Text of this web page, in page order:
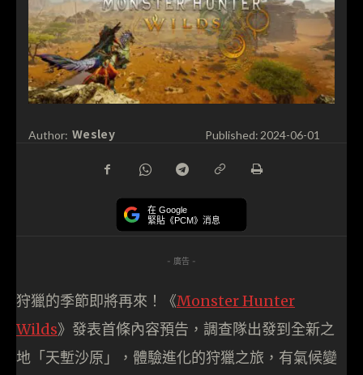
Author: Wesley Published: 2024-06-01
在 Google
緊貼《PCM》消息
- 廣告 -
狩獵的季節即將再來！《Monster Hunter
Wilds》發表首條內容預告，調查隊出發到全新之
地「天塹沙原」，體驗進化的狩獵之旅，有氣候變